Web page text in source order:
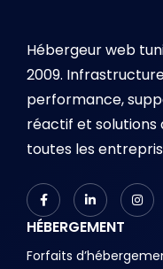
Hébergeur web
2009.
performance,
réactif et solutions
toutes les
HÉBERGEMENT
Forfaits